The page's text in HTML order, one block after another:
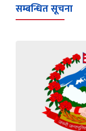
सम्बन्धित सूचना